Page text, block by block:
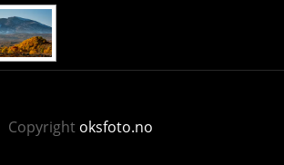
Copyright oksfoto.no